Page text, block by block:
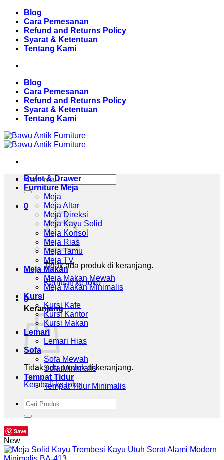
Skip
content
Blog
Cara Pemesanan
Refund and Returns Policy
Syarat & Ketentuan
Tentang Kami
Blog
Cara Pemesanan
Refund and Returns Policy
Syarat & Ketentuan
Tentang Kami
Pencarian
untuk:
0
Tidak ada produk di keranjang.
Kembali ke toko
0
Keranjang
Tidak ada produk di keranjang.
Kembali ke toko
Bufet & Drawer
Furniture Meja
Meja
Meja Altar
Meja Direksi
Meja Kayu Solid
Meja Konsol
Meja Rias
Meja Tamu
Meja TV
Meja Makan
Meja Makan Mewah
Meja Makan Minimalis
Kursi
Kursi Kafe
Kursi Kantor
Kursi Makan
Lemari
Lemari Hias
Sofa
Sofa Mewah
Sofa Minimalis
Tempat Tidur
Tempat Tidur Minimalis
Pencarian
untuk:
Save
New